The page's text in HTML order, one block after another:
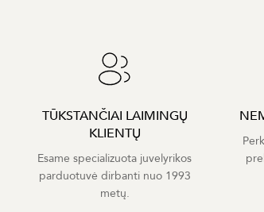
TŪKSTANČIAI LAIMINGŲ
KLIENTŲ
Esame specializuota juvelyrikos
parduotuvė dirbanti nuo 1993
metų.